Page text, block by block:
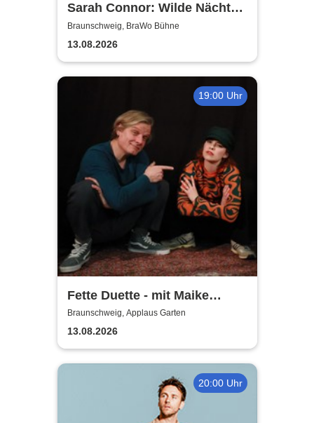
Sarah Connor: Wilde Nächte -
Open Air 2026
Braunschweig, BraWo Bühne
13.08.2026
19:00 Uhr
Fette Duette - mit Maike
Jacobs & Markus Schultze
Braunschweig, Applaus Garten
13.08.2026
20:00 Uhr